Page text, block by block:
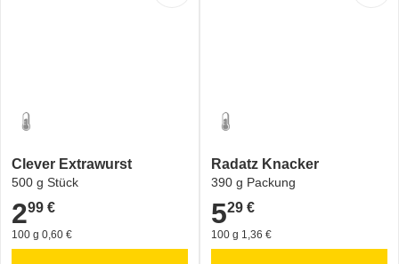
Clever Extrawurst
500 g Stück
2,99 €
299 €
100 g 0,60 €
Radatz Knacker
390 g Packung
5,29 €
529 €
100 g 1,36 €